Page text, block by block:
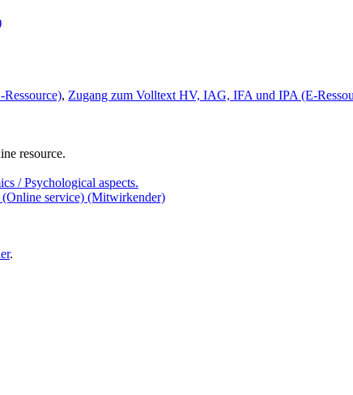
, Zugang zum Volltext HV, IAG, IFA und IPA (E-
resource.
/ Psychological aspects.
service) (Mitwirkender)
.